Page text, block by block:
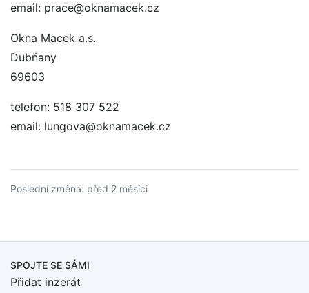
email: prace@oknamacek.cz
Okna Macek a.s.
Dubňany
69603
telefon: 518 307 522
email: lungova@oknamacek.cz
Poslední změna: před 2 měsíci
SPOJTE SE SÁMI
Přidat inzerát